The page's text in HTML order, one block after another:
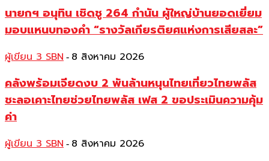
นายกฯ อนุทิน เชิดชู 264 กำนัน ผู้ใหญ่บ้านยอดเยี่ยม
มอบแหนบทองคำ “รางวัลเกียรติยศแห่งการเสียสละ”
ผู้เขียน 3 SBN - 8 สิงหาคม 2026
คลังพร้อมเจียดงบ 2 พันล้านหนุนไทยเที่ยวไทยพลัส
ชะลอเคาะไทยช่วยไทยพลัส เฟส 2 ขอประเมินความคุ้ม
ค่า
ผู้เขียน 3 SBN - 8 สิงหาคม 2026